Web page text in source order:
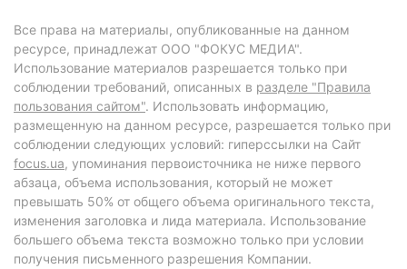
Все права на материалы, опубликованные на данном
ресурсе, принадлежат ООО "ФОКУС МЕДИА".
Использование материалов разрешается только при
соблюдении требований, описанных в разделе "Правила
пользования сайтом". Использовать информацию,
размещенную на данном ресурсе, разрешается только при
соблюдении следующих условий: гиперссылки на Сайт
focus.ua, упоминания первоисточника не ниже первого
абзаца, объема использования, который не может
превышать 50% от общего объема оригинального текста,
изменения заголовка и лида материала. Использование
большего объема текста возможно только при условии
получения письменного разрешения Компании.